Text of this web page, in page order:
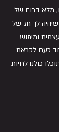
מלא ברוח של
שיהיה לך חג של
ומימוש
כעם לקראת
כולנו לחיות